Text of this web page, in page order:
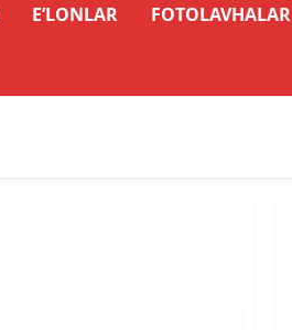
E’LONLAR FOTOLAVHALAR